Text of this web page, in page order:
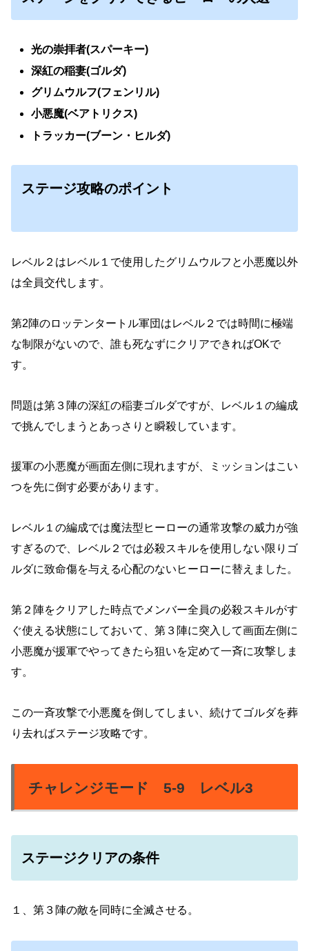
光の崇拝者(スパーキー)
深紅の稲妻(ゴルダ)
グリムウルフ(フェンリル)
小悪魔(ベアトリクス)
トラッカー(ブーン・ヒルダ)
ステージ攻略のポイント
レベル２はレベル１で使用したグリムウルフと小悪魔以外
は全員交代します。
第2陣のロッテンタートル軍団はレベル２では時間に極端
な制限がないので、誰も死なずにクリアできればOKで
す。
問題は第３陣の深紅の稲妻ゴルダですが、レベル１の編成
で挑んでしまうとあっさりと瞬殺しています。
援軍の小悪魔が画面左側に現れますが、ミッションはこい
つを先に倒す必要があります。
レベル１の編成では魔法型ヒーローの通常攻撃の威力が強
すぎるので、レベル２では必殺スキルを使用しない限りゴ
ルダに致命傷を与える心配のないヒーローに替えました。
第２陣をクリアした時点でメンバー全員の必殺スキルがす
ぐ使える状態にしておいて、第３陣に突入して画面左側に
小悪魔が援軍でやってきたら狙いを定めて一斉に攻撃しま
す。
この一斉攻撃で小悪魔を倒してしまい、続けてゴルダを葬
り去ればステージ攻略です。
チャレンジモード 5-9 レベル3
ステージクリアの条件
１、第３陣の敵を同時に全滅させる。